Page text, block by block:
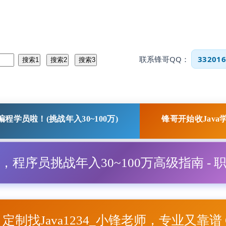
联系锋哥QQ：
程学员啦！(挑战年入30~100万) 锋哥开始收Java
程序员挑战年入30~100万高级指南 -
制找Java1234_小锋老师，专业又靠谱